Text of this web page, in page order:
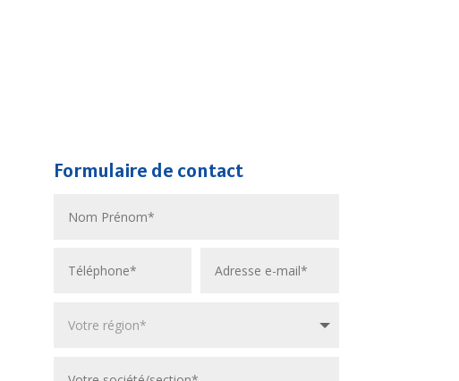
Formulaire de contact